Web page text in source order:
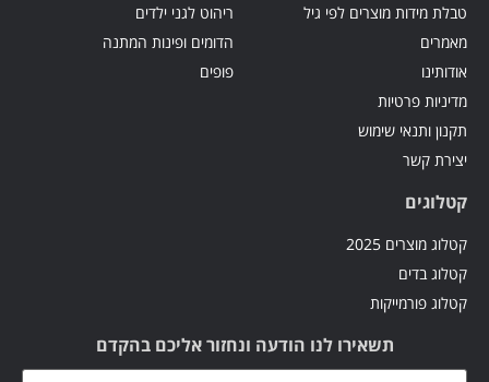
טבלת מידות מוצרים לפי גיל
מאמרים
אודותינו
מדיניות פרטיות
תקנון ותנאי שימוש
יצירת קשר
ריהוט לגני ילדים
הדומים ופינות המתנה
פופים
קטלוגים
קטלוג מוצרים 2025
קטלוג בדים
קטלוג פורמייקות
תשאירו לנו הודעה ונחזור אליכם בהקדם